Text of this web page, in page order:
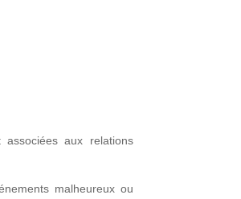
aux relations
malheureux ou